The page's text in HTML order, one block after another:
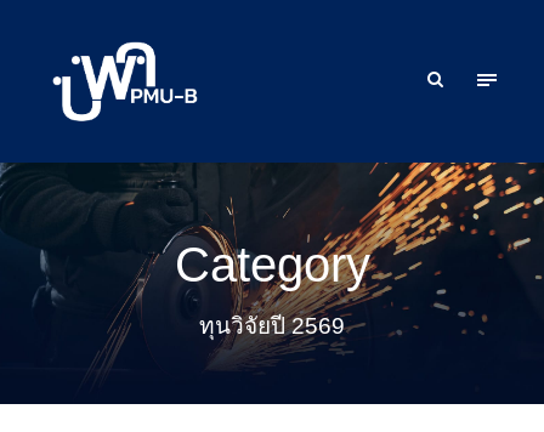
Category
ทุนวิจัยปี 2569